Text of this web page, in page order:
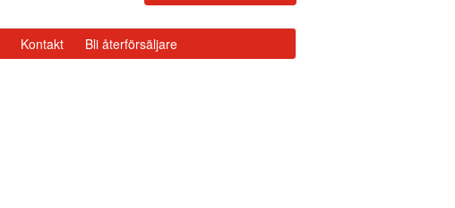
Kontakt Bli återförsäljare